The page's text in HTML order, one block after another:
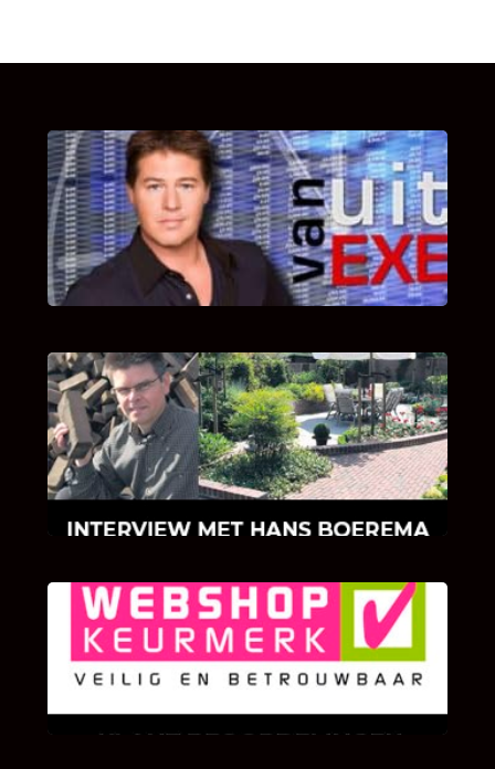
UITSTEL VAN EXECUTIE
Bekijk hier de fragmenten van de deelname
van Bricks and Stones aan dit programma.
INTERVIEW MET HANS BOEREMA
Hoe Bricks and Stones ontstaan is en wat
Hans Boerema motiveert in de wereld van
klinkers en tegels!
KLANT BEOORDELINGEN
We zijn er zeer op gesteld om te weten wat u
als klant van ons en onze diensten vindt.